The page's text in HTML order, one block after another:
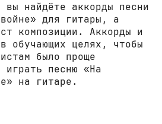
вы найдёте аккорды песни
для гитары, а
композиции. Аккорды и
обучающих целях, чтобы
было проще
играть песню «На
на гитаре.